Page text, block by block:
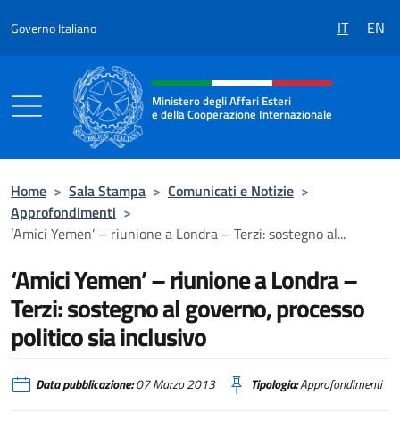
Governo Italiano IT EN
Intestazione sito, social e menù
Ministero degli Affari Esteri
e della Cooperazione Internazionale
Home > Sala Stampa > Comunicati e Notizie >
Approfondimenti >
‘Amici Yemen’ – riunione a Londra – Terzi: sostegno al...
‘Amici Yemen’ – riunione a Londra –
Terzi: sostegno al governo, processo
politico sia inclusivo
Data pubblicazione:07 Marzo 2013 Tipologia:Approfondimenti